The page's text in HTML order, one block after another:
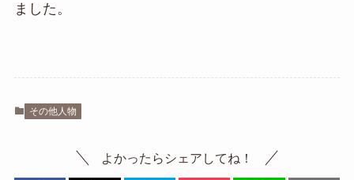
ました。
その他人物
よかったらシェアしてね！